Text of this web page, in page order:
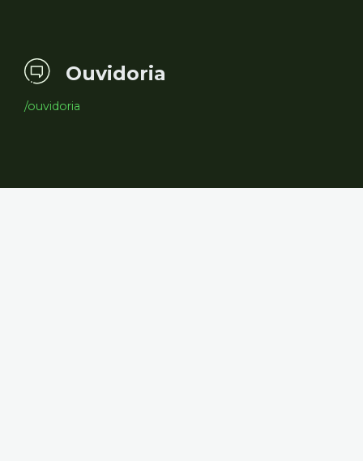
Ouvidoria
/ouvidoria